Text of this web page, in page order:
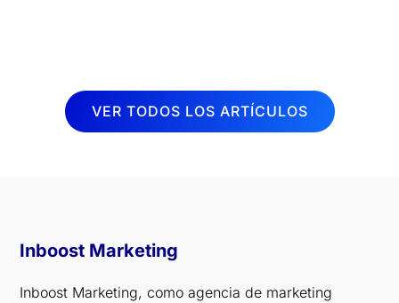
VER TODOS LOS ARTÍCULOS
Inboost Marketing
Inboost Marketing, como agencia de marketing